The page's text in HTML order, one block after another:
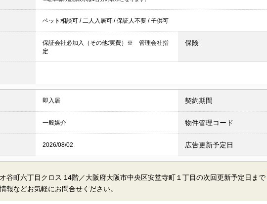
ペット相談可 / 二人入居可 /保証人不要 /子供可
保証会社必加入（その他:実費）※ 管理会社指
定
保険
即入居 契約期間
一般媒介 物件管理コード
2026/08/02 広告更新予定日
谷町六丁目クロス 14階／大阪府大阪市中央区安堂寺町１丁目の次回更新予定日まで
報などお気軽にお問合せください。